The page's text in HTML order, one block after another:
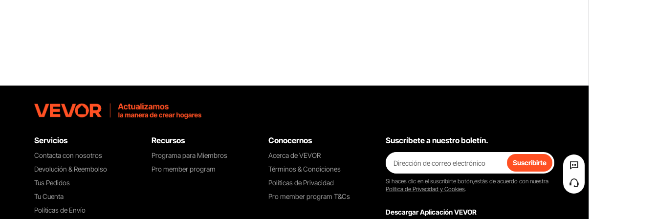
animales disfruten de su vida al aire
libre con gran seguridad.
Servicios
Contacta con nosotros
Devolución & Reembolso
Tus Pedidos
Tu Cuenta
Políticas de Envío
Recursos
Programa para Miembros
Pro member program
Conocernos
Acerca de VEVOR
Términos & Condiciones
Políticas de Privacidad
Pro member program T&Cs
Suscríbete a nuestro boletín.
Suscribirte
Si haces clic en el suscribirte botón,estás de acuerdo con nuestra
Política de Privacidad y Cookies.
Descargar Aplicación VEVOR